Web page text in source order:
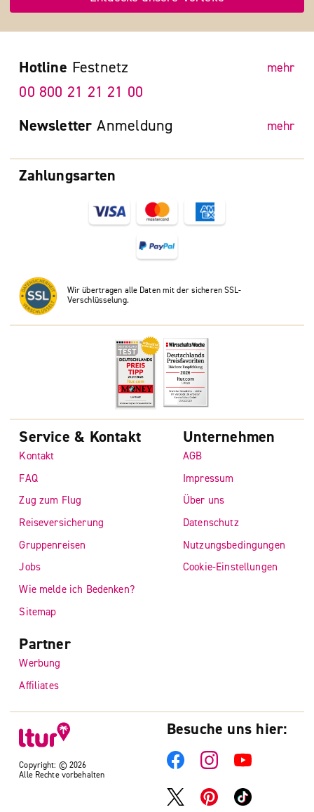
Zahlungsarten
Wir übertragen alle Daten mit der sicheren SSL-
Verschlüsselung.
Hotline Festnetz mehr
00 800 21 21 21 00
Newsletter Anmeldung mehr
Copyright: © 2026
Alle Rechte vorbehalten
Service & Kontakt
Kontakt
FAQ
Zug zum Flug
Reiseversicherung
Gruppenreisen
Jobs
Wie melde ich Bedenken?
Sitemap
Unternehmen
AGB
Impressum
Über uns
Datenschutz
Nutzungsbedingungen
Cookie-Einstellungen
Partner
Werbung
Affiliates
Besuche uns hier: